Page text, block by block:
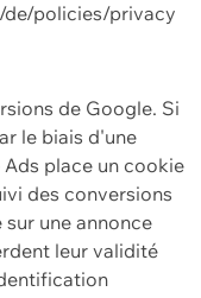
de/policies/privacy
de Google. Si
le biais d'une
place un cookie
des conversions
une annonce
leur validité